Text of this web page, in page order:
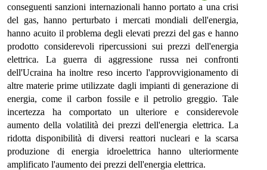
conseguenti sanzioni internazionali hanno portato a una crisi
del gas, hanno perturbato i mercati mondiali dell'energia,
hanno acuito il problema degli elevati prezzi del gas e hanno
prodotto considerevoli ripercussioni sui prezzi dell'energia
elettrica. La guerra di aggressione russa nei confronti
dell'Ucraina ha inoltre reso incerto l'approvvigionamento di
altre materie prime utilizzate dagli impianti di generazione di
energia, come il carbon fossile e il petrolio greggio. Tale
incertezza ha comportato un ulteriore e considerevole
aumento della volatilità dei prezzi dell'energia elettrica. La
ridotta disponibilità di diversi reattori nucleari e la scarsa
produzione di energia idroelettrica hanno ulteriormente
amplificato l'aumento dei prezzi dell'energia elettrica.